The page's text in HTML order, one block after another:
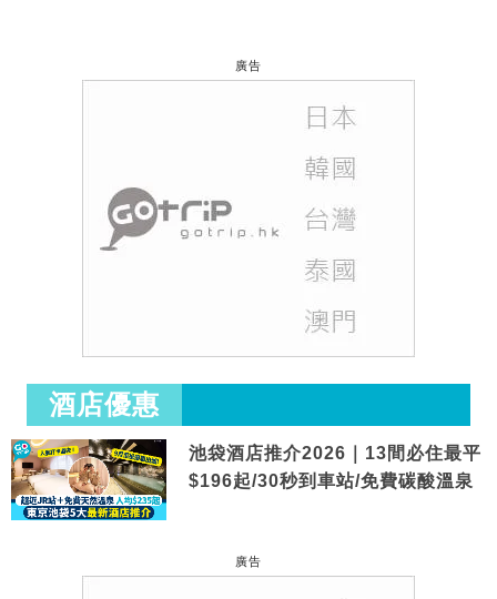
廣告
酒店優惠
池袋酒店推介2026｜13間必住最平
$196起/30秒到車站/免費碳酸溫泉
廣告